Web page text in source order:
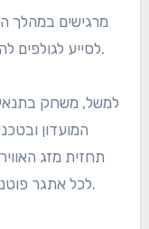
תנאי
תנאי מזג
שחקנים על
ולחות יכולים
מרגישים במהלך